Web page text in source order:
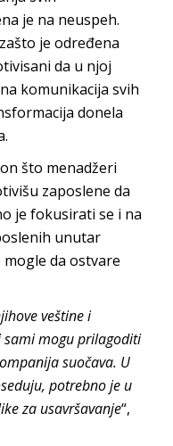
je na neuspeh.
je određena
da u njoj
komunikacija svih
donela
što menadžeri
zaposlene da
je fokusirati se i na
unutar
da ostvare
veštine i
sami mogu prilagoditi
suočava. U
potrebno je u
za usavršavanje“,